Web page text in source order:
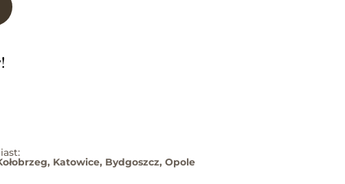
Katowice, Bydgoszcz, Opole